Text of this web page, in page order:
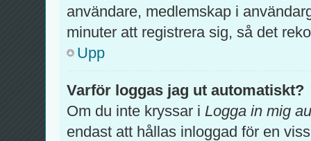
användare, medlemskap i
minuter att registrera sig, så det
Upp
Varför loggas jag ut automatiskt?
Om du inte kryssar i Logga in mig
endast att hållas inloggad för en